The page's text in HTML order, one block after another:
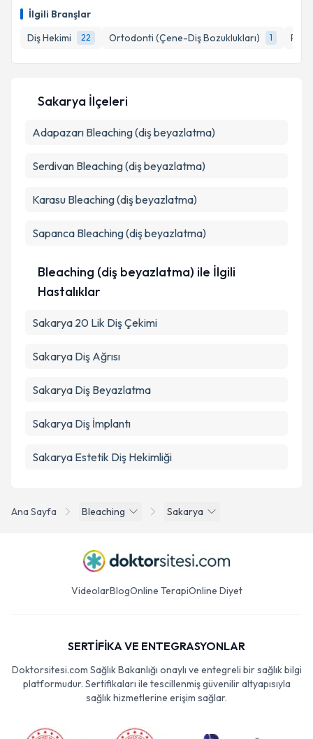
İlgili Branşlar
Diş Hekimi
22 Ortodonti (Çene-Diş Bozuklukları) 1
takvim hazırlandığında e-posta ile bilgilendireceğiz.
E-posta Adresiniz
Metni'ni okudum ve kişisel verilerimin belirtilen
Ana Sayfa Bleaching Sakarya
Sakarya İlçeleri
Adapazarı Bleaching (diş beyazlatma)
Serdivan Bleaching (diş beyazlatma)
Karasu Bleaching (diş beyazlatma)
Sapanca Bleaching (diş beyazlatma)
Bleaching (diş beyazlatma) ile İlgili
Hastalıklar
Sakarya 20 Lik Diş Çekimi
Sakarya Diş Ağrısı
Sakarya Diş Beyazlatma
Sakarya Diş İmplantı
Sakarya Estetik Diş Hekimliği
VideolarBlogOnline TerapiOnline Diyet
SERTİFİKA VE ENTEGRASYONLAR
Doktorsitesi.com Sağlık Bakanlığı onaylı ve entegreli bir sağlık bilgi
platformudur. Sertifikaları ile tescillenmiş güvenilir altyapısıyla
sağlık hizmetlerine erişim sağlar.